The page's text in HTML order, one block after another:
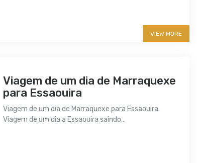
VIEW MORE
Viagem de um dia de Marraquexe
para Essaouira
Viagem de um dia de Marraquexe para Essaouira.
Viagem de um dia a Essaouira saindo...